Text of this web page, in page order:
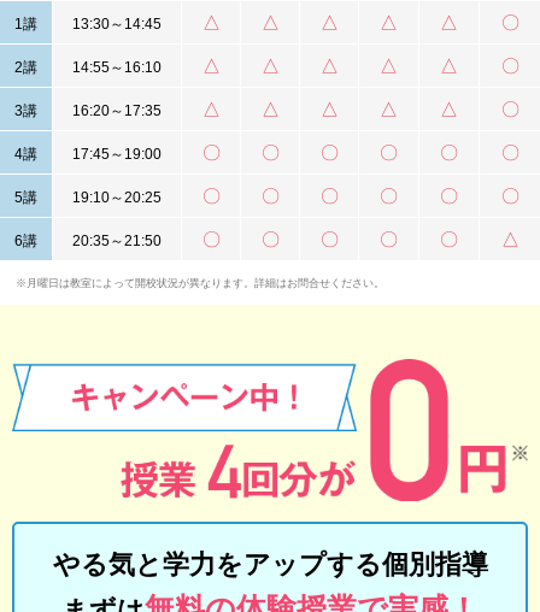
1講 13:30～14:45 △ △ △ △ △ 〇
2講 14:55～16:10 △ △ △ △ △ 〇
3講 16:20～17:35 △ △ △ △ △ 〇
4講 17:45～19:00 〇 〇 〇 〇 〇 〇
5講 19:10～20:25 〇 〇 〇 〇 〇 〇
6講 20:35～21:50 〇 〇 〇 〇 〇 △
※月曜日は教室によって開校状況が異なります。詳細はお問合せください。
やる気と学力をアップする個別指導